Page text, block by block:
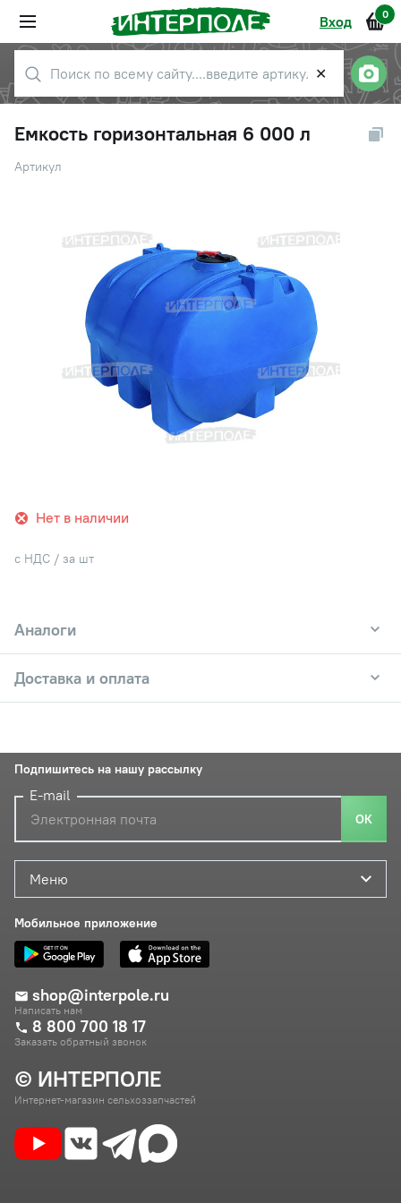
Вход 0
✕
Емкость горизонтальная 6 000 л
Артикул
Нет в наличии
с НДС / за шт
Аналоги
Доставка и оплата
© ИНТЕРПОЛЕ
Интернет-магазин сельхоззапчастей
Меню
Мобильное приложение
shop@interpole.ru
Написать нам
8 800 700 18 17
Заказать обратный звонок
Подпишитесь на нашу рассылку
E-mail
ОК